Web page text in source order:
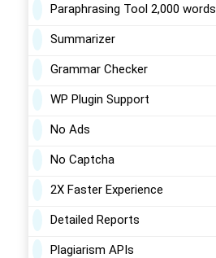
Paraphrasing Tool 2,000 words
Summarizer
Grammar Checker
WP Plugin Support
No Ads
No Captcha
2X Faster Experience
Detailed Reports
Plagiarism APIs